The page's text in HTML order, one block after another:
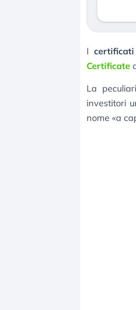
I
Certificate
La
investitori
nome «a